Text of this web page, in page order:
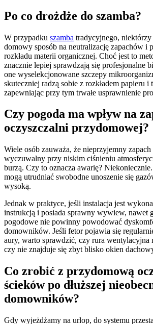
Po co drożdże do szamba?
W przypadku szamba tradycyjnego,
domowy sposób na neutralizację zapachów i
rozkładu materii organicznej. Choć jest to
znacznie lepiej sprawdzają się profesjonalne
one wyselekcjonowane szczepy
skuteczniej radzą sobie z rozkładem papieru i
zapewniając przy tym trwałe usprawnienie
Czy pogoda ma wpływ na
oczyszczalni przydomowej?
Wiele osób zauważa, że nieprzyjemny zapach
wyczuwalny przy niskim ciśnieniu
burzą. Czy to oznacza awarię?
mogą utrudniać swobodne unoszenie się
wysoką.
Jednak w praktyce, jeśli instalacja jest
instrukcją i posiada sprawny wywiew, nawet
pogodowe nie powinny powodować
domowników. Jeśli fetor pojawia się
aury, warto sprawdzić, czy rura wentylacyjna
czy nie znajduje się zbyt blisko okien
Co zrobić z przydomową
ścieków po dłuższej
domowników?
Gdy wyjeżdżamy na urlop, do systemu